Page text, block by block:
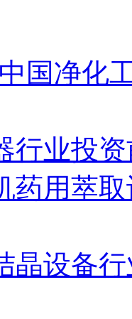
国净化
行业投
药用萃
晶设备